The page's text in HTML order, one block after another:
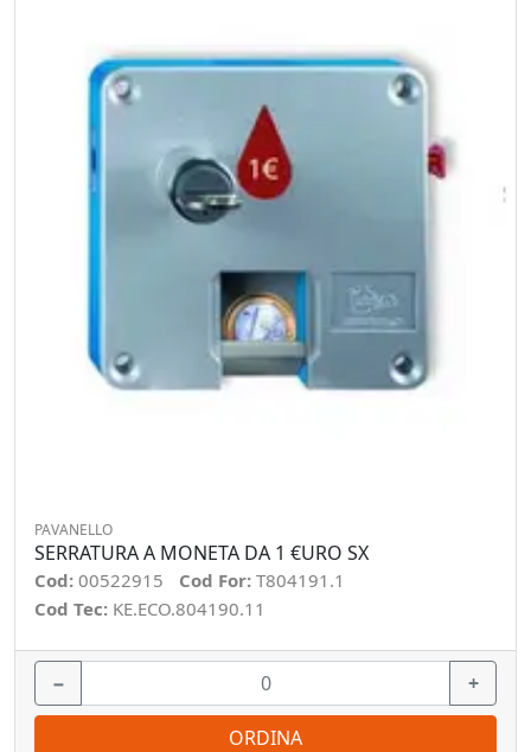
PAVANELLO
SERRATURA A MONETA DA 1 €URO SX
Cod: 00522915 Cod For: T804191.1
Cod Tec: KE.ECO.804190.11
− +
ORDINA